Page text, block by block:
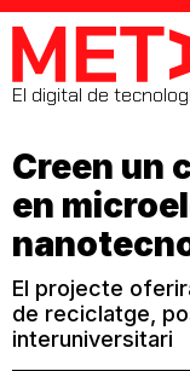
MetaData
El digital de
Creen un
en
El projecte
de reciclatge,
interuniversitari